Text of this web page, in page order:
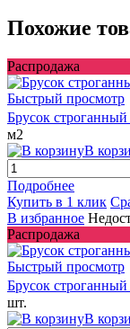
Похожие
Распродажа
Быстрый просмотр
Брусок
м2
В
Подробнее
Купить в 1 клик
В избранное
Распродажа
Быстрый просмотр
Брусок
шт.
В